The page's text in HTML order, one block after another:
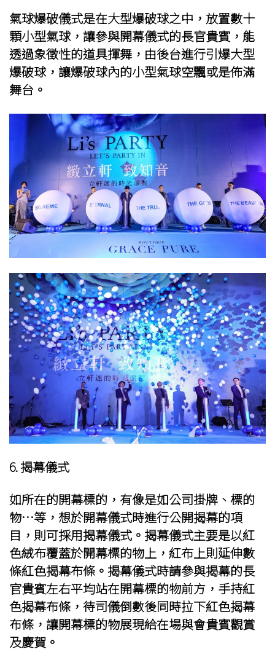
氣球爆破儀式是在大型爆破球之中，放置數十
顆小型氣球，讓參與開幕儀式的長官貴賓，能
透過象徵性的道具揮舞，由後台進行引爆大型
爆破球，讓爆破球內的小型氣球空飄或是佈滿
舞台。
6. 揭幕儀式
如所在的開幕標的，有像是如公司掛牌、標的
物…等，想於開幕儀式時進行公開揭幕的項
目，則可採用揭幕儀式。揭幕儀式主要是以紅
色絨布覆蓋於開幕標的物上，紅布上則延伸數
條紅色揭幕布條。揭幕儀式時請參與揭幕的長
官貴賓左右平均站在開幕標的物前方，手持紅
色揭幕布條，待司儀倒數後同時拉下紅色揭幕
布條，讓開幕標的物展現給在場與會貴賓觀賞
及慶賀。